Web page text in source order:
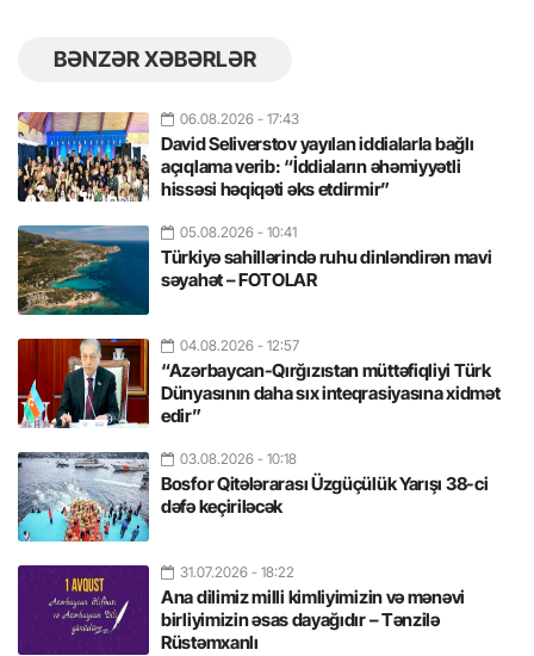
BƏNZƏR XƏBƏRLƏR
06.08.2026 - 17:43
David Seliverstov yayılan iddialarla bağlı
açıqlama verib: “İddiaların əhəmiyyətli
hissəsi həqiqəti əks etdirmir”
05.08.2026 - 10:41
Türkiyə sahillərində ruhu dinləndirən mavi
səyahət – FOTOLAR
04.08.2026 - 12:57
“Azərbaycan-Qırğızıstan müttəfiqliyi Türk
Dünyasının daha sıx inteqrasiyasına xidmət
edir”
03.08.2026 - 10:18
Bosfor Qitələrarası Üzgüçülük Yarışı 38-ci
dəfə keçiriləcək
31.07.2026 - 18:22
Ana dilimiz milli kimliyimizin və mənəvi
birliyimizin əsas dayağıdır – Tənzilə
Rüstəmxanlı